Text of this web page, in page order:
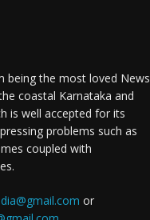
being the most loved News
coastal Karnataka and
is well accepted for its
problems such as
coupled with
or